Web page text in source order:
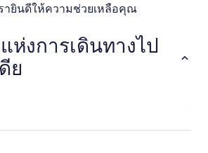
ายินดีให้ความช่วยเหลือคุณ
ห่งการเดินทางไป
ย